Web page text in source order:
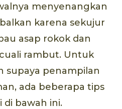
menyenangkan
karena sekujur
asap rokok dan
rambut. Untuk
supaya penampilan
ada beberapa tips
di bawah ini.